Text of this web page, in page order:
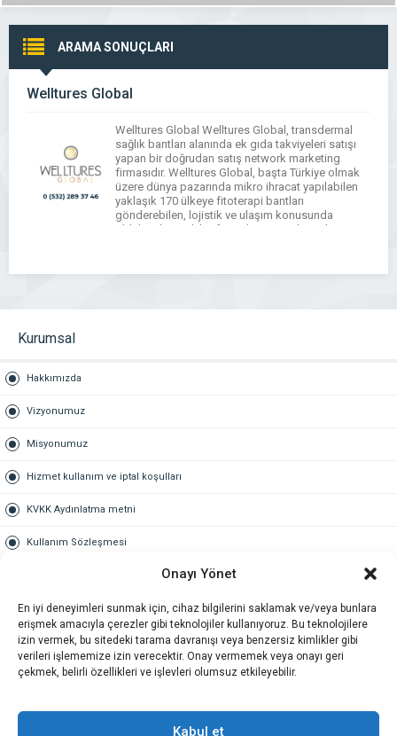
Onayı Yönet
En iyi deneyimleri sunmak için, cihaz bilgilerini saklamak ve/veya bunlara
erişmek amacıyla çerezler gibi teknolojiler kullanıyoruz. Bu teknolojilere
izin vermek, bu sitedeki tarama davranışı veya benzersiz kimlikler gibi
verileri işlememize izin verecektir. Onay vermemek veya onayı geri
çekmek, belirli özellikleri ve işlevleri olumsuz etkileyebilir.
Kabul et
ARAMA SONUÇLARI
Welltures Global
Welltures Global Welltures Global, transdermal
sağlık bantları alanında ek gıda takviyeleri satışı
yapan bir doğrudan satış network marketing
firmasıdır. Welltures Global, başta Türkiye olmak
üzere dünya pazarında mikro ihracat yapılabilen
yaklaşık 170 ülkeye fitoterapi bantları
gönderebilen, lojistik ve ulaşım konusunda
oldukça başarılı bir firmadır. Network Marketing
Kurumsal
Hakkımızda
Vizyonumuz
Misyonumuz
Hizmet kullanım ve iptal koşulları
KVKK Aydınlatma metni
Kullanım Sözleşmesi
Gold üyelik nedir
Kariyer